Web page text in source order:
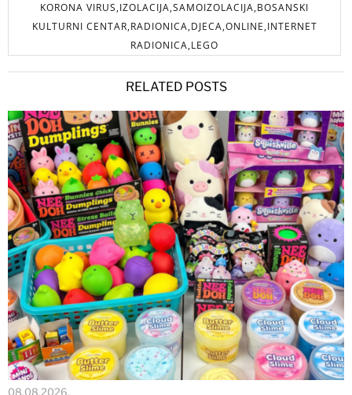
KORONA VIRUS,IZOLACIJA,SAMOIZOLACIJA,BOSANSKI
KULTURNI CENTAR,RADIONICA,DJECA,ONLINE,INTERNET
RADIONICA,LEGO
RELATED POSTS
08.08.2026.